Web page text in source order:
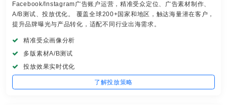
Facebook/Instagram广告账户运营，精准受众定位、广告素材制作、
A/B测试、投放优化。 覆盖全球200+国家和地区，触达海量潜在客户，
提升品牌曝光与产品转化，适配不同行业出海需求。
精准受众画像分析
多版素材A/B测试
投放效果实时优化
了解投放策略